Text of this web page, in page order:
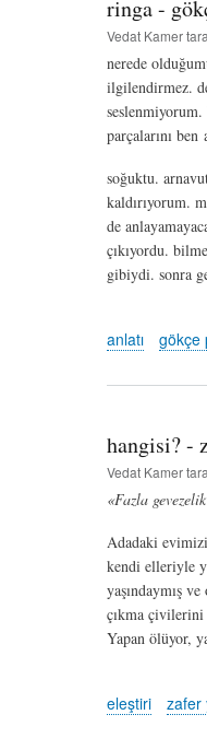
ringa -
Vedat Kamer
nerede
ilgilendirmez.
seslenmiyorum.
parçalarını ben
soğuktu.
kaldırıyorum.
de
çıkıyordu.
gibiydi. sonra
anlatı gökçe
hangisi? -
Vedat Kamer
«Fazla
Adadaki
kendi elleriyle
yaşındaymış
çıkma çivilerini
Yapan ölüyor,
eleştiri zafer